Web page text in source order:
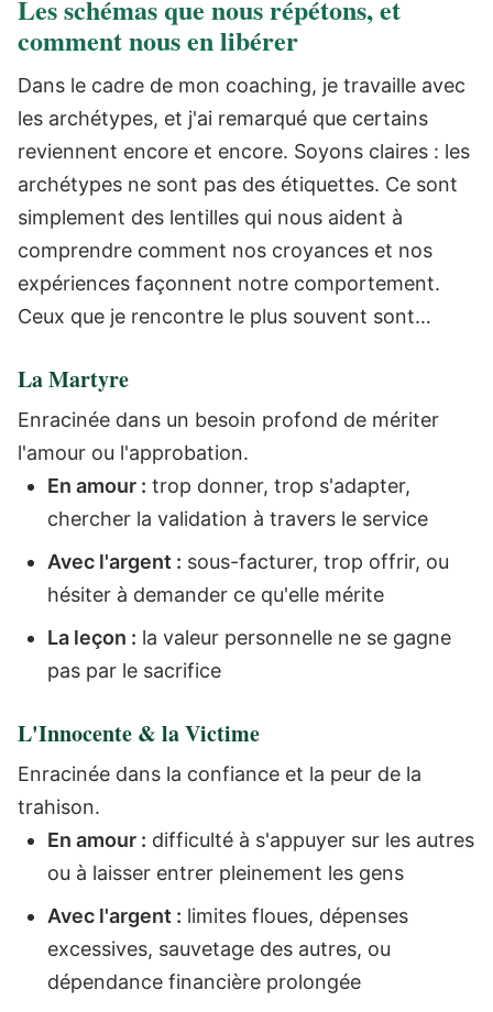
Les schémas que nous répétons, et
comment nous en libérer
Dans le cadre de mon coaching, je travaille avec
les archétypes, et j'ai remarqué que certains
reviennent encore et encore. Soyons claires : les
archétypes ne sont pas des étiquettes. Ce sont
simplement des lentilles qui nous aident à
comprendre comment nos croyances et nos
expériences façonnent notre comportement.
Ceux que je rencontre le plus souvent sont…
La Martyre
Enracinée dans un besoin profond de mériter
l'amour ou l'approbation.
En amour : trop donner, trop s'adapter,
chercher la validation à travers le service
Avec l'argent : sous-facturer, trop offrir, ou
hésiter à demander ce qu'elle mérite
La leçon : la valeur personnelle ne se gagne
pas par le sacrifice
L'Innocente & la Victime
Enracinée dans la confiance et la peur de la
trahison.
En amour : difficulté à s'appuyer sur les autres
ou à laisser entrer pleinement les gens
Avec l'argent : limites floues, dépenses
excessives, sauvetage des autres, ou
dépendance financière prolongée